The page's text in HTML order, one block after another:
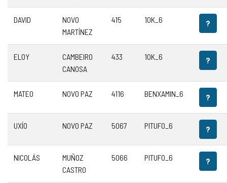
DAVID
NOVO
MARTÍNEZ
415 10K_6 ?
ELOY
CAMBEIRO
CANOSA
433 10K_6 ?
MATEO NOVO PAZ 4116 BENXAMIN_6 ?
UXÍO NOVO PAZ 5067 PITUFO_6 ?
NICOLÁS
MUÑOZ
CASTRO
5066 PITUFO_6 ?